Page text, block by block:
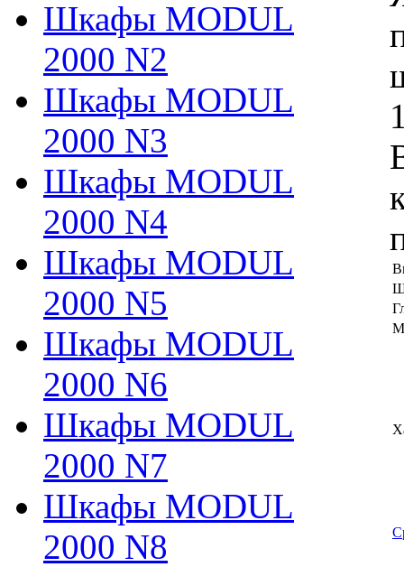
Шкафы MODUL
2000 N2
Шкафы MODUL
2000 N3
Шкафы MODUL
2000 N4
Шкафы MODUL
2000 N5
Шкафы MODUL
2000 N6
Шкафы MODUL
2000 N7
Шкафы MODUL
2000 N8